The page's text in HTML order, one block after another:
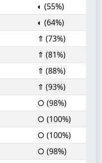
◐ (55%)
◐ (64%)
⇑ (73%)
⇑ (81%)
⇑ (88%)
⇑ (93%)
○ (98%)
○ (100%)
○ (100%)
○ (98%)